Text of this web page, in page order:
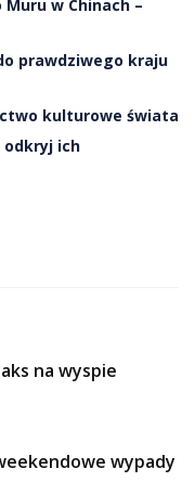
w Chinach –
prawdziwego kraju
kulturowe świata
odkryj ich
na wyspie
wypady